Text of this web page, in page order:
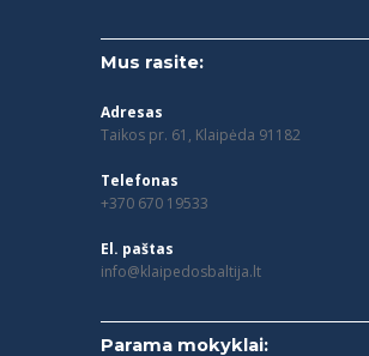
Mus rasite:
Adresas
Taikos pr. 61, Klaipėda 91182
Telefonas
+370 670 19533
El. paštas
info@klaipedosbaltija.lt
Parama mokyklai: